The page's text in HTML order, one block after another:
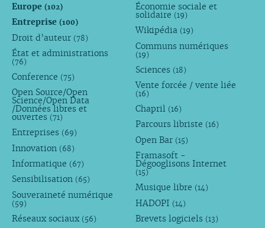
Europe (102)
Entreprise (100)
Droit d’auteur (78)
État et administrations
(76)
Conference (75)
Open Source/Open
Science/Open Data
/Données libres et
ouvertes (71)
Entreprises (69)
Innovation (68)
Informatique (67)
Sensibilisation (65)
Souveraineté numérique
(59)
Réseaux sociaux (56)
Économie sociale et
solidaire (19)
Wikipédia (19)
Communs numériques
(19)
Sciences (18)
Vente forcée / vente liée
(16)
Chapril (16)
Parcours libriste (16)
Open Bar (15)
Framasoft -
Dégooglisons Internet
(15)
Musique libre (14)
HADOPI (14)
Brevets logiciels (13)